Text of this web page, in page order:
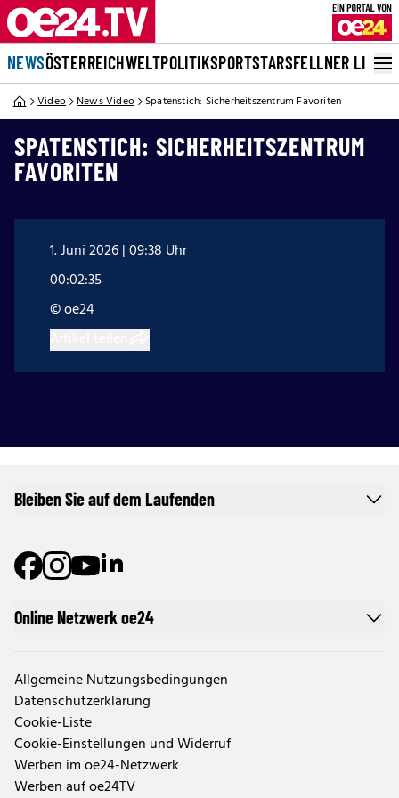
NEWSÖSTERREICHWELTPOLITIKSPORTSTARSFELLNER LIVE
Video News Video Spatenstich: Sicherheitszentrum Favoriten
SPATENSTICH: SICHERHEITSZENTRUM
FAVORITEN
1. Juni 2026 | 09:38 Uhr
00:02:35
© oe24
Online Netzwerk oe24
Allgemeine Nutzungsbedingungen
Datenschutzerklärung
Cookie-Liste
Cookie-Einstellungen und Widerruf
Werben im oe24-Netzwerk
Werben auf oe24TV
Bleiben Sie auf dem Laufenden